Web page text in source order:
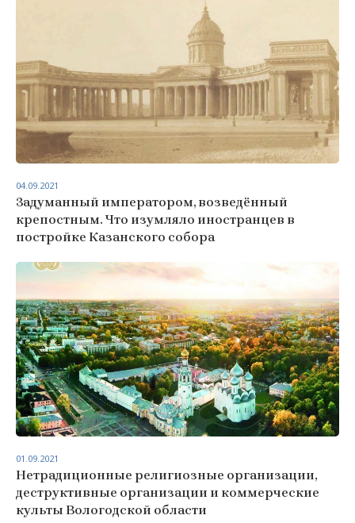
Задуманный императором, возведённый
крепостным. Что изумляло иностранцев в
постройке Казанского собора
04.09.2021
Нетрадиционные религиозные организации,
деструктивные организации и коммерческие
культы Вологодской области
01.09.2021